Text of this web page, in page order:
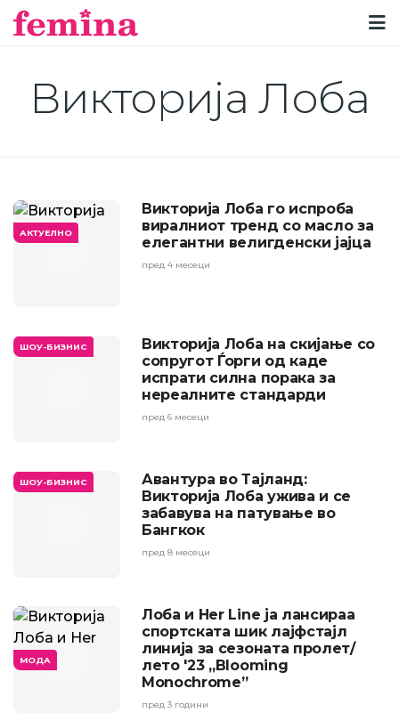
Викторија Лоба
АКТУЕЛНО
Викторија Лоба го испроба
виралниот тренд со масло за
елегантни велигденски јајца
пред 4 месеци
ШОУ-БИЗНИС
Викторија Лоба на скијање со
сопругот Ѓорги од каде
испрати силна порака за
нереалните стандарди
пред 6 месеци
ШОУ-БИЗНИС
Авантура во Тајланд:
Викторија Лоба ужива и се
забавува на патување во
Бангкок
пред 8 месеци
МОДА
Лоба и Her Line ја лансираа
спортската шик лајфстајл
линија за сезоната пролет/
лето '23 „Blooming
Monochrome”
пред 3 години